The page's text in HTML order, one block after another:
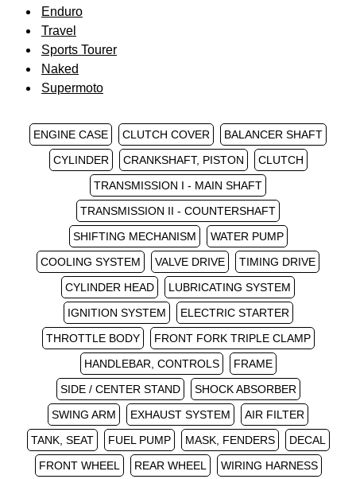
Enduro
Travel
Sports Tourer
Naked
Supermoto
ENGINE CASE CLUTCH COVER
BALANCER SHAFT
CYLINDER
CRANKSHAFT, PISTON
CLUTCH
TRANSMISSION I - MAIN SHAFT
TRANSMISSION II - COUNTERSHAFT
SHIFTING MECHANISM
WATER PUMP
COOLING SYSTEM
VALVE DRIVE
TIMING DRIVE
CYLINDER HEAD
LUBRICATING SYSTEM
IGNITION SYSTEM
ELECTRIC STARTER
THROTTLE BODY
FRONT FORK TRIPLE CLAMP
HANDLEBAR, CONTROLS
FRAME
SIDE / CENTER STAND
SHOCK ABSORBER
SWING ARM
EXHAUST SYSTEM
AIR FILTER
TANK, SEAT
FUEL PUMP MASK, FENDERS
DECAL
FRONT WHEEL
REAR WHEEL
WIRING HARNESS